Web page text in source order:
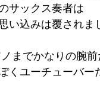
サックス奏者は
い込みは覆されま
までかなりの腕
くユーチューバー